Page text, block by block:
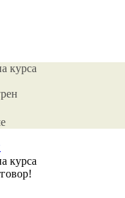
курса
курса